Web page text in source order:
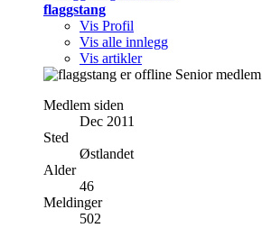
flaggstang
Vis Profil
Vis alle innlegg
Vis artikler
Senior medlem
Medlem siden
Dec 2011
Sted
Østlandet
Alder
46
Meldinger
502